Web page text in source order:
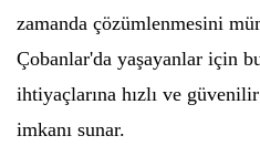
zamanda çözümlenmesini
Çobanlar'da yaşayanlar için
ihtiyaçlarına hızlı ve
imkanı sunar.